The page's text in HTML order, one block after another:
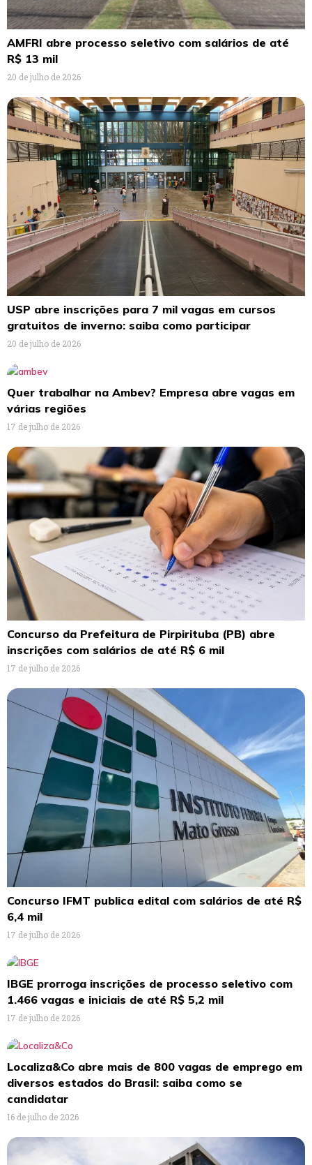
AMFRI abre processo seletivo com salários de até
R$ 13 mil
20 de julho de 2026
USP abre inscrições para 7 mil vagas em cursos
gratuitos de inverno: saiba como participar
20 de julho de 2026
Quer trabalhar na Ambev? Empresa abre vagas em
várias regiões
17 de julho de 2026
Concurso da Prefeitura de Pirpirituba (PB) abre
inscrições com salários de até R$ 6 mil
17 de julho de 2026
Concurso IFMT publica edital com salários de até R$
6,4 mil
17 de julho de 2026
IBGE prorroga inscrições de processo seletivo com
1.466 vagas e iniciais de até R$ 5,2 mil
17 de julho de 2026
Localiza&Co abre mais de 800 vagas de emprego em
diversos estados do Brasil: saiba como se
candidatar
16 de julho de 2026